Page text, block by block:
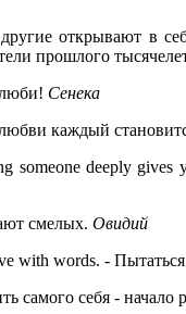
открывают в
прошлого
Сенека
каждый
someone deeply gives
смелых. Овидий
with words. -
самого себя - начало